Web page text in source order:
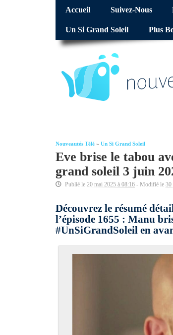
Accueil Suivez-Nous
Un Si Grand Soleil Plus
Nouveautés Télé » Un Si Grand Soleil
Eve brise le tabou
grand soleil 3 juin
Publié le 20 mai 2025 à 08:16 - Modifié le 30
Découvrez le résumé
l’épisode 1655 : Manu
#UnSiGrandSoleil en